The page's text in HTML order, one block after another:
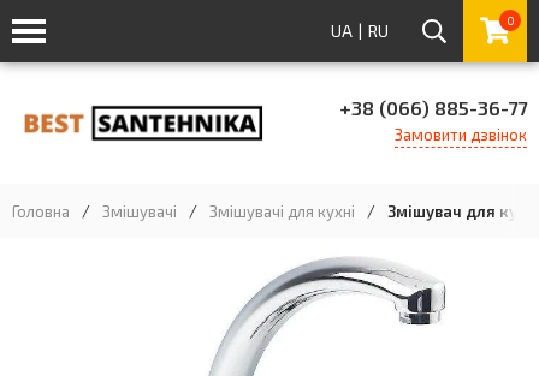
UA | RU 0
+38 (066) 885-36-77
Замовити дзвінок
Головна / Змішувачі / Змішувачі для кухні / Змішувач для